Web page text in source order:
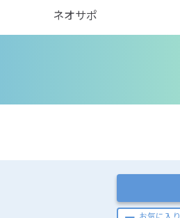
ネオサポ